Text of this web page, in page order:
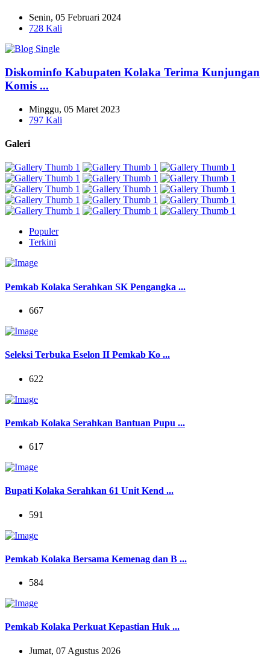
Senin, 05 Februari 2024
728 Kali
Diskominfo Kabupaten Kolaka Terima Kunjungan
Komis ...
Minggu, 05 Maret 2023
797 Kali
Galeri
Populer
Terkini
Pemkab Kolaka Serahkan SK Pengangka ...
667
Seleksi Terbuka Eselon II Pemkab Ko ...
622
Pemkab Kolaka Serahkan Bantuan Pupu ...
617
Bupati Kolaka Serahkan 61 Unit Kend ...
591
Pemkab Kolaka Bersama Kemenag dan B ...
584
Pemkab Kolaka Perkuat Kepastian Huk ...
Jumat, 07 Agustus 2026